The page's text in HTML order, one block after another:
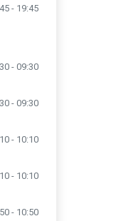
- 19:45
- 09:30
- 09:30
- 10:10
- 10:10
- 10:50